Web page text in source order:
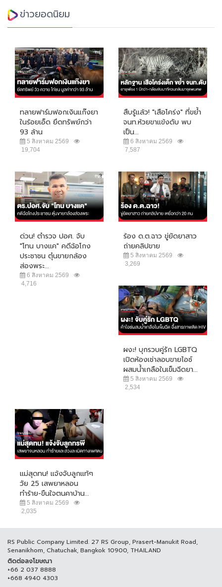
ข่าวยอดนิยม
ทลายฟาร์มฟอกเงินแก๊งยา
ในร้อยเอ็ด ยึดทรัพย์กว่า
93 ล้าน
5 สิงหาคม 2569
19,704
สืบรู้แล้ว! "เสือโคร่ง" ที่ขย้ำ
จนท.ห้วยขาแข้งดับ พบ
เป็น...
6 สิงหาคม 2569
7,587
ด่วน! ตำรวจ ปอศ. จับ
"โทน บางแค" คดีฉ้อโกง
ประชาชน ตุ๋นขายกล้อง
ส่องพระ...
6 สิงหาคม 2569
4,716
ร้อง ด.ต.ฉาว ขู่ยัดยาสาว
ถ่ายคลิปขาย
5 สิงหาคม 2569
3,269
ผงะ! บุกรวบคู่รัก LGBTQ
เปิดห้องเช่าลอบขายไอซ์
ผสมน้ำเกลือในเข็มฉีดยา...
5 สิงหาคม 2569
2,534
แม่สุดทน! แจ้งจับลูกแท้ๆ
วัย 25 เสพยาหลอน
ทำร้าย-ขืนใจตนคาบ้าน...
5 สิงหาคม 2569
2,035
RS Public Company Limited. 27 RS Group, Prasert-Manukit Road,
Senanikhom, Chatuchak, Bangkok 10900, THAILAND
ติดต่อลงโฆษณา
+66 2 037 8888
+668 4940 4303